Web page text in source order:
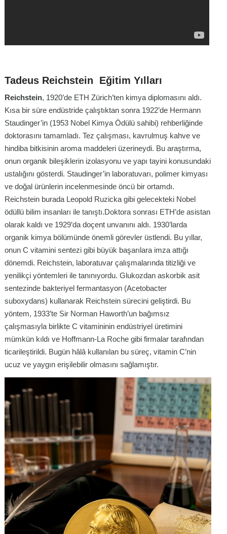
Tadeus Reichstein Eğitim Yılları
Reichstein, 1920’de ETH Zürich’ten kimya diplomasını aldı.
Kısa bir süre endüstride çalıştıktan sonra 1922’de Hermann
Staudinger’in (1953 Nobel Kimya Ödülü sahibi) rehberliğinde
doktorasını tamamladı. Tez çalışması, kavrulmuş kahve ve
hindiba bitkisinin aroma maddeleri üzerineydi. Bu araştırma,
onun organik bileşiklerin izolasyonu ve yapı tayini konusundaki
ustalığını gösterdi. Staudinger’in laboratuvarı, polimer kimyası
ve doğal ürünlerin incelenmesinde öncü bir ortamdı.
Reichstein burada Leopold Ruzicka gibi gelecekteki Nobel
ödüllü bilim insanları ile tanıştı.Doktora sonrası ETH’de asistan
olarak kaldı ve 1929’da doçent unvanını aldı. 1930’larda
organik kimya bölümünde önemli görevler üstlendi. Bu yıllar,
onun C vitamini sentezi gibi büyük başarılara imza attığı
dönemdi. Reichstein, laboratuvar çalışmalarında titizliği ve
yenilikçi yöntemleri ile tanınıyordu. Glukozdan askorbik asit
sentezinde bakteriyel fermantasyon (Acetobacter
suboxydans) kullanarak Reichstein sürecini geliştirdi. Bu
yöntem, 1933’te Sir Norman Haworth’un bağımsız
çalışmasıyla birlikte C vitamininin endüstriyel üretimini
mümkün kıldı ve Hoffmann-La Roche gibi firmalar tarafından
ticarileştirildi. Bugün hâlâ kullanılan bu süreç, vitamin C’nin
ucuz ve yaygın erişilebilir olmasını sağlamıştır.